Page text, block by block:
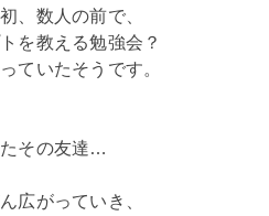
、数人の前で、
を教える勉強会？
ていたそうです。
その友達…
広がっていき、